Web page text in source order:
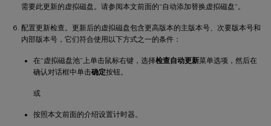
需要此更新的虚拟磁盘。请参阅本文前面的“自动添加替换虚拟磁盘”。
配置更新检查。更新后的虚拟磁盘包含更高版本的主版本号、次要版本号和
内部版本号，它们符合使用以下方式之一的条件：
在“虚拟磁盘池”上单击鼠标右键，选择检查自动更新菜单选项，然后在
确认对话框中单击确定按钮。
或
按照本文前面的介绍设置计时器。